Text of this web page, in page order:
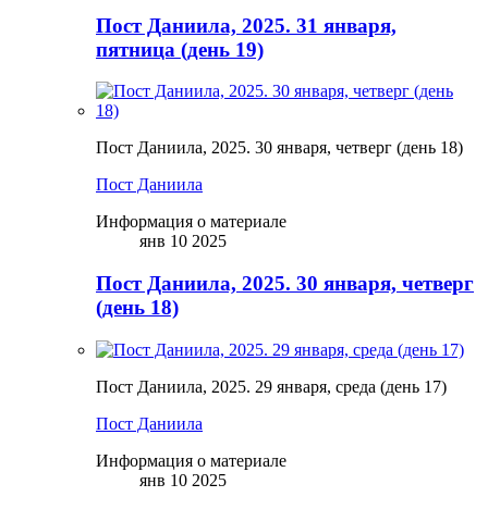
Пост Даниила, 2025. 31 января,
пятница (день 19)
Пост Даниила, 2025. 30 января, четверг (день 18)
Пост Даниила
Информация о материале
янв 10 2025
Пост Даниила, 2025. 30 января, четверг
(день 18)
Пост Даниила, 2025. 29 января, среда (день 17)
Пост Даниила
Информация о материале
янв 10 2025